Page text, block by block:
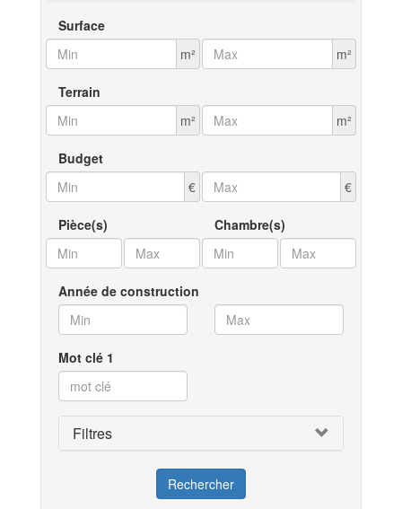
Surface
m²
m²
Terrain
m²
m²
Budget
€
€
Pièce(s) Chambre(s)
Année de construction
Mot clé 1
Filtres